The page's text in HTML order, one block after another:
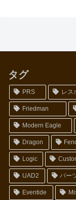
タグ
PRS レス
Friedman
Modern Eagle
Dragon
Logic
UAD2 パー
Eventide